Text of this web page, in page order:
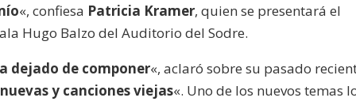
de
para
aumentar
«, confiesa Patricia Kramer, quien se presentará el
Hugo Balzo del Auditorio del Sodre.
dejado de componer«, aclaró sobre su pasado
y canciones viejas«. Uno de los nuevos temas